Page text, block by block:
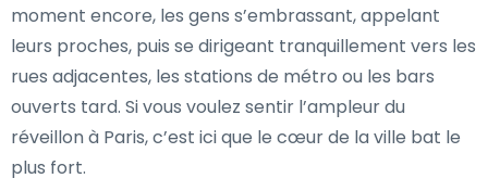
moment encore, les gens s’embrassant, appelant
leurs proches, puis se dirigeant tranquillement vers les
rues adjacentes, les stations de métro ou les bars
ouverts tard. Si vous voulez sentir l’ampleur du
réveillon à Paris, c’est ici que le cœur de la ville bat le
plus fort.